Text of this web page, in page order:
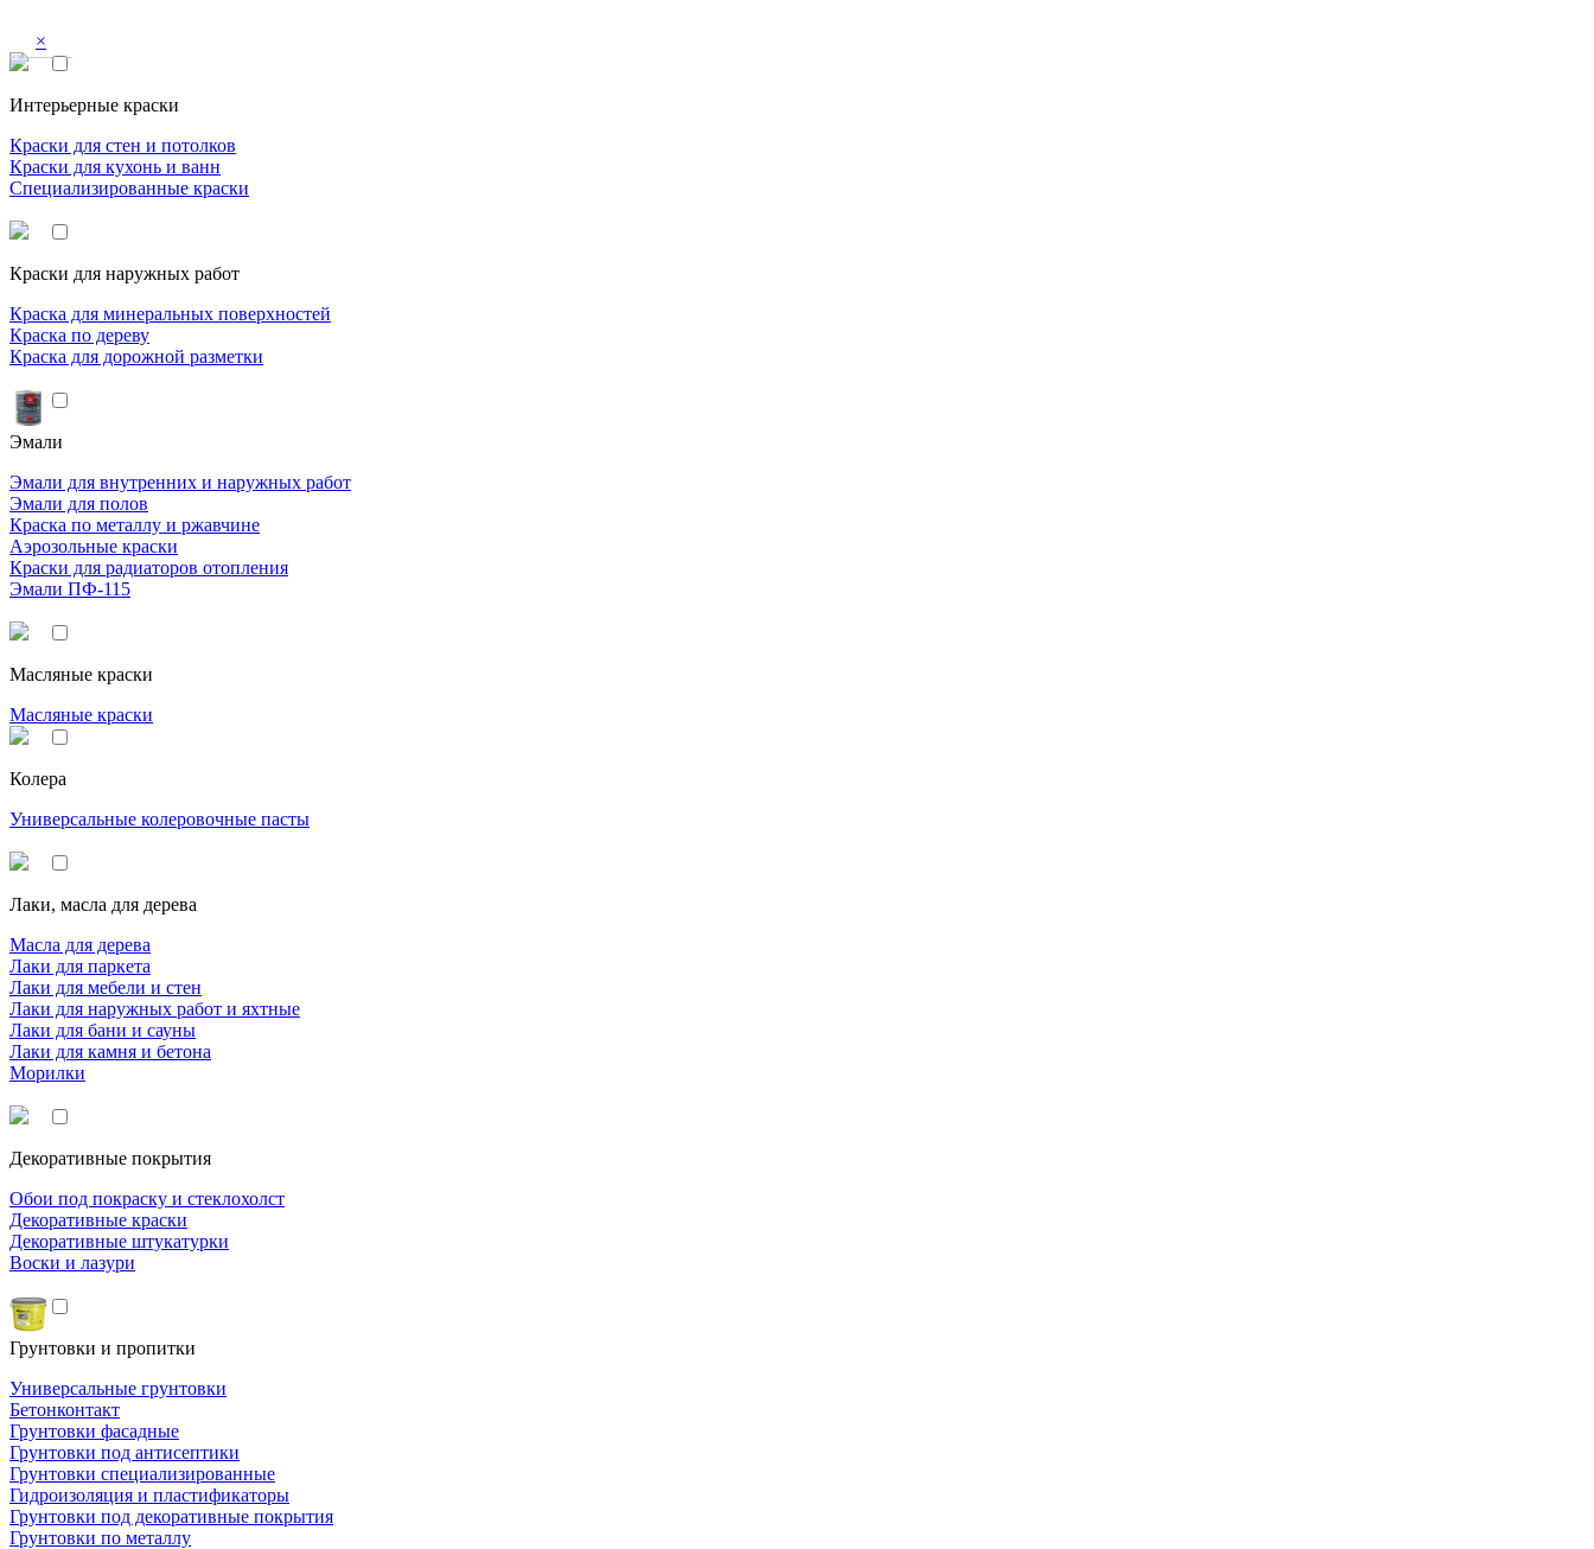
×
Интерьерные краски
Краски для стен и потолков
Краски для кухонь и ванн
Специализированные краски
Краски для наружных работ
Краска для минеральных поверхностей
Краска по дереву
Краска для дорожной разметки
Эмали
Эмали для внутренних и наружных работ
Эмали для полов
Краска по металлу и ржавчине
Аэрозольные краски
Краски для радиаторов отопления
Эмали ПФ-115
Масляные краски
Масляные краски
Колера
Универсальные колеровочные пасты
Лаки, масла для дерева
Масла для дерева
Лаки для паркета
Лаки для мебели и стен
Лаки для наружных работ и яхтные
Лаки для бани и сауны
Лаки для камня и бетона
Морилки
Декоративные покрытия
Обои под покраску и стеклохолст
Декоративные краски
Декоративные штукатурки
Воски и лазури
Грунтовки и пропитки
Универсальные грунтовки
Бетонконтакт
Грунтовки фасадные
Грунтовки под антисептики
Грунтовки специализированные
Гидроизоляция и пластификаторы
Грунтовки под декоративные покрытия
Грунтовки по металлу